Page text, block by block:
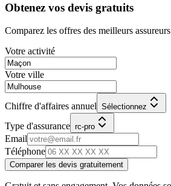
Obtenez vos devis gratuits
Comparez les offres des meilleurs
Votre activité
Votre ville
Chiffre d'affaires annuel Sélectionnez
Type d'assurance rc-pro
Email
Téléphone
Comparer les devis gratuitement